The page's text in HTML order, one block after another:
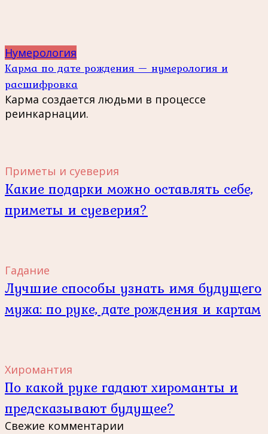
Нумерология
Карма по дате рождения — нумерология и
расшифровка
Карма создается людьми в процессе
реинкарнации.
Приметы и суеверия
Какие подарки можно оставлять себе,
приметы и суеверия?
Гадание
Лучшие способы узнать имя будущего
мужа: по руке, дате рождения и картам
Хиромантия
По какой руке гадают хироманты и
предсказывают будущее?
Свежие комментарии